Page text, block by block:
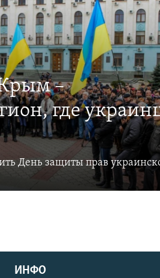
–
где
День защиты прав
ИНФО